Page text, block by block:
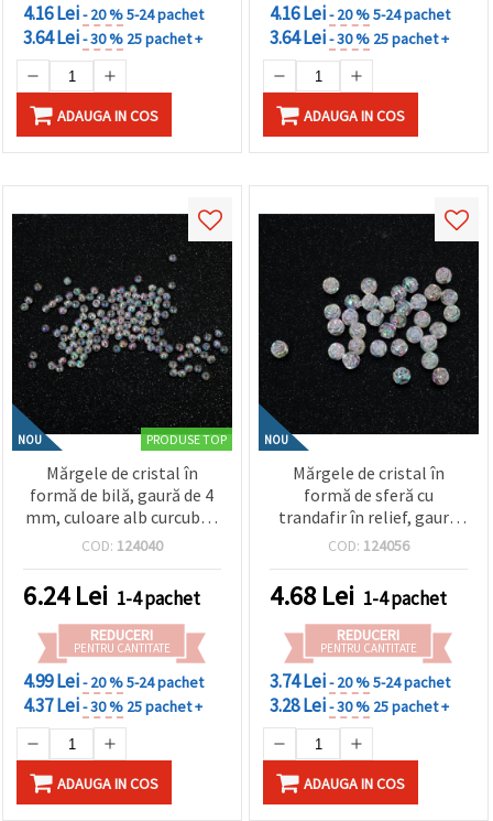
4.16 Lei- 20 %5-24 pachet
3.64 Lei- 30 % 25 pachet +
ADAUGA IN COS
4.16 Lei- 20 %5-24 pachet
3.64 Lei- 30 % 25 pachet +
ADAUGA IN COS
NOU PRODUSE TOP
Mărgele de cristal în
formă de bilă, gaură de 4
mm, culoare alb curcubeu
- 20 grame ~700 bucăți
COD: 124040
6.24Lei 1-4 pachet
REDUCERI
PENTRU CANTITATE
4.99 Lei- 20 %5-24 pachet
4.37 Lei- 30 % 25 pachet +
ADAUGA IN COS
NOU
Mărgele de cristal în
formă de sferă cu
trandafir în relief, gaură
de 8 mm, culoare alb
bucăți
COD: 124056
4.68 Lei 1-4 pachet
REDUCERI
PENTRU CANTITATE
3.74 Lei- 20 %5-24 pachet
3.28 Lei- 30 % 25 pachet +
ADAUGA IN COS